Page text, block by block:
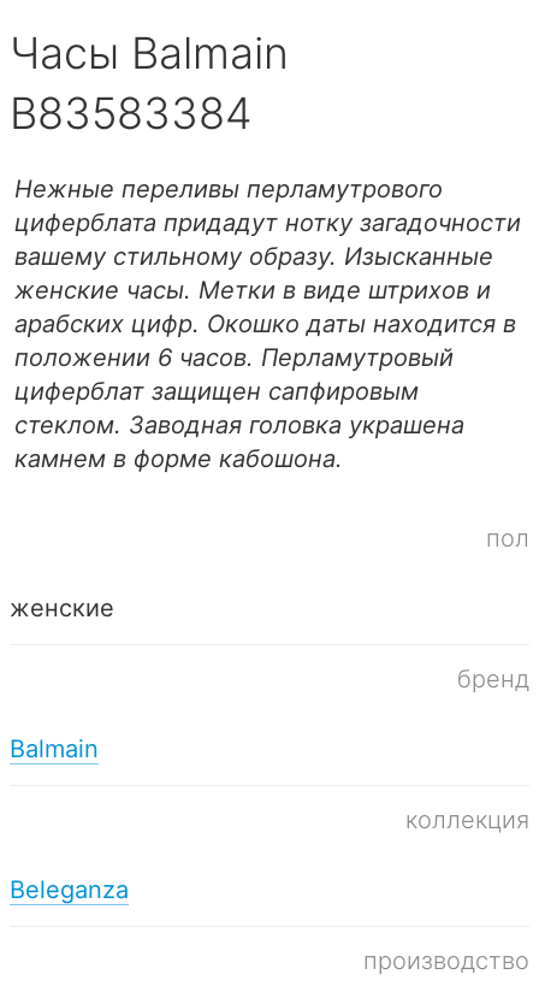
Часы Balmain
B83583384
Нежные переливы перламутрового
циферблата придадут нотку загадочности
вашему стильному образу. Изысканные
женские часы. Метки в виде штрихов и
арабских цифр. Окошко даты находится в
положении 6 часов. Перламутровый
циферблат защищен сапфировым
стеклом. Заводная головка украшена
камнем в форме кабошона.
пол
женские
бренд
Balmain
коллекция
Beleganza
производство